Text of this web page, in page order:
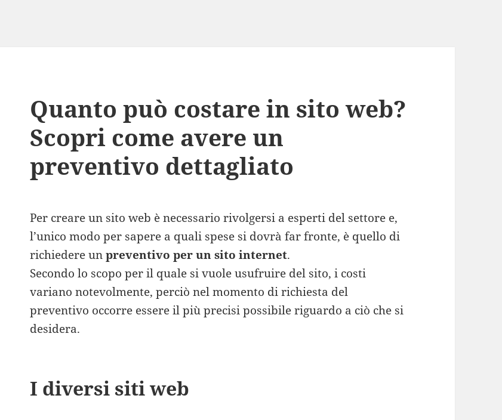
Quanto può costare in sito web?
Scopri come avere un
preventivo dettagliato
Per creare un sito web è necessario rivolgersi a esperti del settore e,
l’unico modo per sapere a quali spese si dovrà far fronte, è quello di
richiedere unpreventivo per un sito internet.
Secondo lo scopo per il quale si vuole usufruire del sito, i costi
variano notevolmente, perciò nel momento di richiesta del
preventivo occorre essere il più precisi possibile riguardo a ciò che si
desidera.
I diversi siti web